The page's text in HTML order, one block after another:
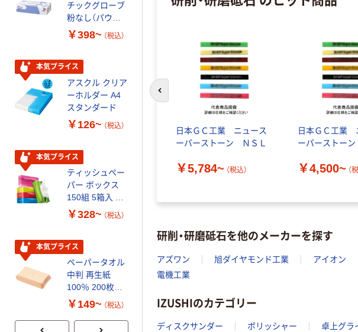
日本ＧＣ工業 ニュース
ーパーストーン ＮＳＬ
￥5,784~ （税込）
日本ＧＣ工業
ーパーストー
￥4,500~ （
前のスライドへ
研削・研磨砥石を他のメーカーを探す
アズワン 旭ダイヤモンド工業 アイオン
電機工業
IZUSHIのカテゴリー
ディスクサンダー ポリッシャー 卓上グラ
チックグローブ
粉なし（パウダ
ーフリー）
￥398~ （税込）
本気プライス
アスクル クリア
ーホルダー A4
スタンダード
￥126~ （税込）
本気プライス
ティッシュペー
パー ボックス
150組 5箱入 ア
スクル スマート
証
￥328~ （税込）
本気プライス
ペーパータオル
中判 再生紙
100％ 200枚
FSC認証 シング
企画 オリジナル
￥149~ （税込）
パー ダブル60
リサイクル100
芯あり FSC認
証
本気プライス
アスクル 耳にや
さしい やわらか
いマスク
￥458~
トイレットペー
芯あり FSC認
アスクル プラ
し（パウダーフ
￥298~ （税込）
ラルミネ
付き／2L
レス 10
（税込）
オリジナル
スズラン
G バルク
指定医薬
￥140~
人気商品
ーター
本気プライス